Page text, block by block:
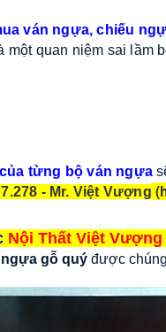
ván ngựa, chiếu
quan niệm sai lầm
từng bộ ván ngựa
- Mr. Việt Vượng
Nội Thất Việt Vượng
gỗ quý được